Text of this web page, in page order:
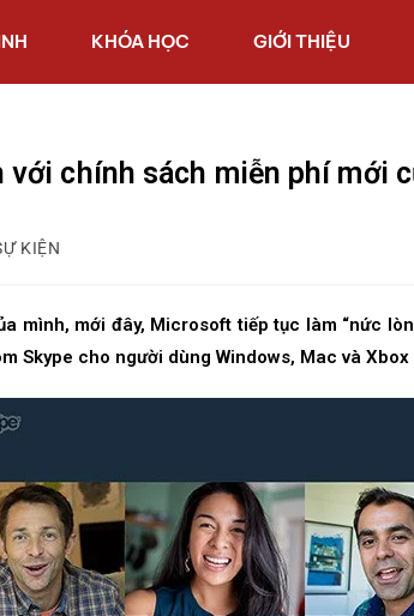
KHÓA HỌC GIỚI THIỆU
chính sách miễn phí mới
KIỆN
mình, mới đây, Microsoft tiếp tục làm “nức
Skype cho người dùng Windows, Mac và Xbox